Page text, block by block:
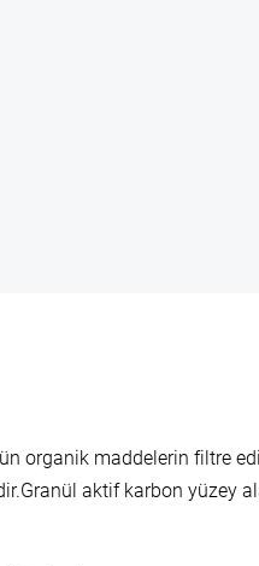
maddelerin filtre
aktif karbon yüzey